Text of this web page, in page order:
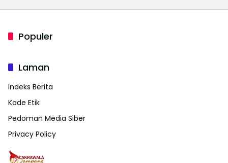
Populer
Laman
Indeks Berita
Kode Etik
Pedoman Media Siber
Privacy Policy